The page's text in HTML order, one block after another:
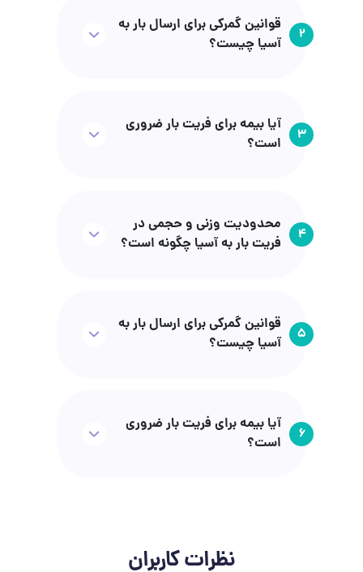
2
قوانین گمرکی برای ارسال بار به
آسیا چیست؟
3
آیا بیمه برای فریت بار ضروری
است؟
4
محدودیت وزنی و حجمی در
فریت بار به آسیا چگونه است؟
5
قوانین گمرکی برای ارسال بار به
آسیا چیست؟
6
آیا بیمه برای فریت بار ضروری
است؟
نظرات کاربران